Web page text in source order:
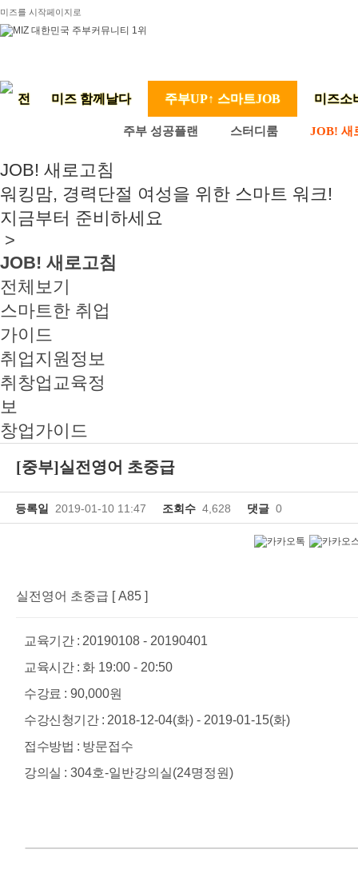
미즈를 시작페이지로
미즈 함께날다 주부UP↑ 스마트JOB 미즈소
주부 성공플랜 스터디룸 JOB! 새
JOB! 새로고침
워킹맘, 경력단절 여성을 위한 스마트 워크!
지금부터 준비하세요
>
JOB! 새로고침
전체보기
스마트한 취업
가이드
취업지원정보
취창업교육정
보
창업가이드
[중부]실전영어 초중급
등록일 2019-01-10 11:47 조회수 4,628 댓글 0
실전영어 초중급 [ A85 ]
교육기간 : 20190108 - 20190401
교육시간 : 화 19:00 - 20:50
수강료 : 90,000원
수강신청기간 : 2018-12-04(화) - 2019-01-15(화)
접수방법 : 방문접수
강의실 : 304호-일반강의실(24명정원)
직장여성 성장지원 프로젝트(~6.30)